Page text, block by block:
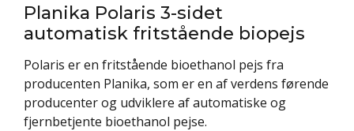
Planika Polaris 3-sidet
automatisk fritstående biopejs
Polaris er en fritstående bioethanol pejs fra
producenten Planika, som er en af verdens førende
producenter og udviklere af automatiske og
fjernbetjente bioethanol pejse.